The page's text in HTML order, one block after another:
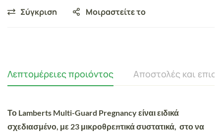
Σύγκριση Μοιραστείτε το
Λεπτομέρειες προιόντος Αποστολές και
Το Lamberts Multi-Guard Pregnancy είναι ειδικά
σχεδιασμένο, με 23 μικροθρεπτικά συστατικά, στο να